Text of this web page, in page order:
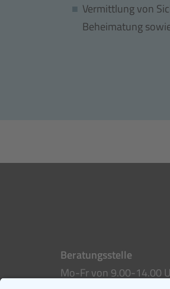
Vermittlung von
Beheimatung
Beratungsstelle
Mo-Fr von 9.00-14.00